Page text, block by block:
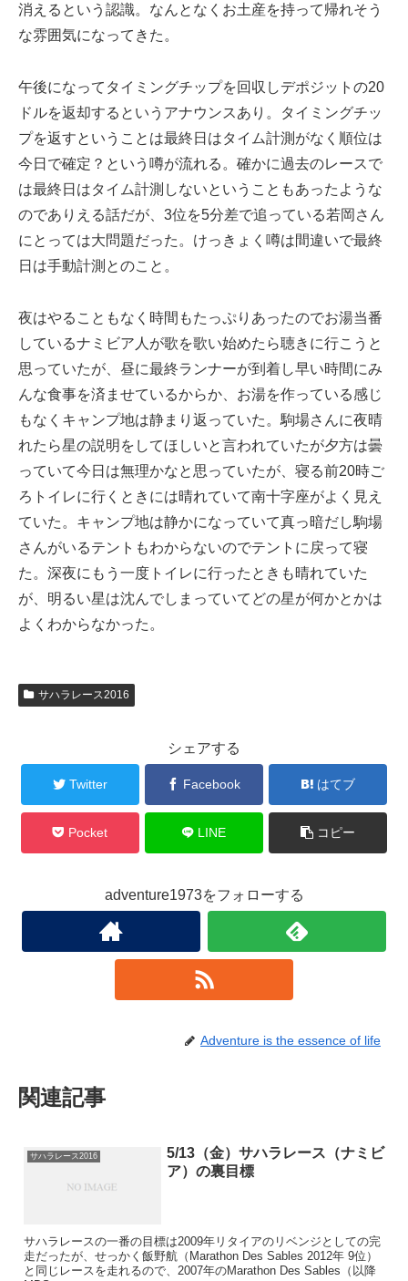
消えるという認識。なんとなくお土産を持って帰れそう
な雰囲気になってきた。
午後になってタイミングチップを回収しデポジットの20
ドルを返却するというアナウンスあり。タイミングチッ
プを返すということは最終日はタイム計測がなく順位は
今日で確定？という噂が流れる。確かに過去のレースで
は最終日はタイム計測しないということもあったような
のでありえる話だが、3位を5分差で追っている若岡さん
にとっては大問題だった。けっきょく噂は間違いで最終
日は手動計測とのこと。
夜はやることもなく時間もたっぷりあったのでお湯当番
しているナミビア人が歌を歌い始めたら聴きに行こうと
思っていたが、昼に最終ランナーが到着し早い時間にみ
んな食事を済ませているからか、お湯を作っている感じ
もなくキャンプ地は静まり返っていた。駒場さんに夜晴
れたら星の説明をしてほしいと言われていたが夕方は曇
っていて今日は無理かなと思っていたが、寝る前20時ご
ろトイレに行くときには晴れていて南十字座がよく見え
ていた。キャンプ地は静かになっていて真っ暗だし駒場
さんがいるテントもわからないのでテントに戻って寝
た。深夜にもう一度トイレに行ったときも晴れていた
が、明るい星は沈んでしまっていてどの星が何かとかは
よくわからなかった。
サハラレース2016
シェアする
Twitter Facebook はてブ
Pocket LINE コピー
adventure1973をフォローする
Adventure is the essence of life
関連記事
サハラレース2016
5/13（金）サハラレース（ナミビ
ア）の裏目標
サハラレースの一番の目標は2009年リタイアのリベンジとしての完
走だったが、せっかく飯野航（Marathon Des Sables 2012年 9位）
と同じレースを走れるので、2007年のMarathon Des Sables（以降